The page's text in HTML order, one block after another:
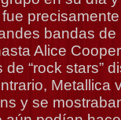
bandas
Alice
“rock stars”
Metallica
y se